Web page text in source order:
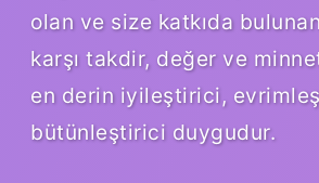
olan ve size katkıda
karşı takdir, değer ve
en derin iyileştirici,
bütünleştirici duygudur.